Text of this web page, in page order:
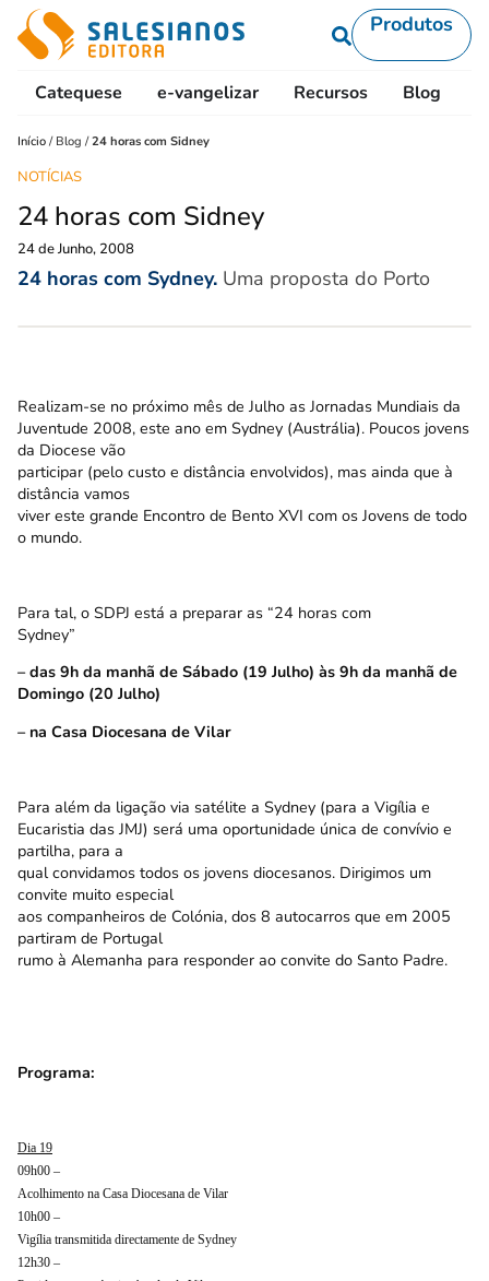
Produtos
Catequese e-vangelizar Recursos Blog
Início / Blog /24 horas com Sidney
NOTÍCIAS
24 horas com Sidney
24 de Junho, 2008
24 horas com Sydney. Uma proposta do Porto
Realizam-se no próximo mês de Julho as Jornadas Mundiais da
Juventude 2008, este ano em Sydney (Austrália). Poucos jovens
da Diocese vão
participar (pelo custo e distância envolvidos), mas ainda que à
distância vamos
viver este grande Encontro de Bento XVI com os Jovens de todo
o mundo.
Para tal, o SDPJ está a preparar as “24 horas com
Sydney”
– das 9h da manhã de Sábado (19 Julho) às 9h da manhã de
Domingo (20 Julho)
– na Casa Diocesana de Vilar
Para além da ligação via satélite a Sydney (para a Vigília e
Eucaristia das JMJ) será uma oportunidade única de convívio e
partilha, para a
qual convidamos todos os jovens diocesanos. Dirigimos um
convite muito especial
aos companheiros de Colónia, dos 8 autocarros que em 2005
partiram de Portugal
rumo à Alemanha para responder ao convite do Santo Padre.
Programa:
Dia 19
09h00 –
Acolhimento na Casa Diocesana de Vilar
10h00 –
Vigília transmitida directamente de Sydney
12h30 –